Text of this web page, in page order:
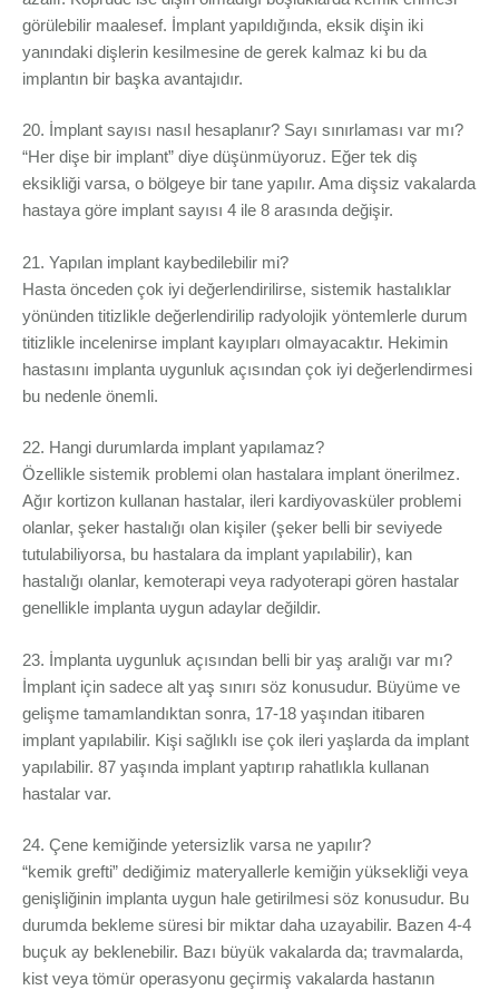
görülebilir maalesef. İmplant yapıldığında, eksik dişin iki
yanındaki dişlerin kesilmesine de gerek kalmaz ki bu da
implantın bir başka avantajıdır.
20. İmplant sayısı nasıl hesaplanır? Sayı sınırlaması var mı?
“Her dişe bir implant” diye düşünmüyoruz. Eğer tek diş
eksikliği varsa, o bölgeye bir tane yapılır. Ama dişsiz vakalarda
hastaya göre implant sayısı 4 ile 8 arasında değişir.
21. Yapılan implant kaybedilebilir mi?
Hasta önceden çok iyi değerlendirilirse, sistemik hastalıklar
yönünden titizlikle değerlendirilip radyolojik yöntemlerle durum
titizlikle incelenirse implant kayıpları olmayacaktır. Hekimin
hastasını implanta uygunluk açısından çok iyi değerlendirmesi
bu nedenle önemli.
22. Hangi durumlarda implant yapılamaz?
Özellikle sistemik problemi olan hastalara implant önerilmez.
Ağır kortizon kullanan hastalar, ileri kardiyovasküler problemi
olanlar, şeker hastalığı olan kişiler (şeker belli bir seviyede
tutulabiliyorsa, bu hastalara da implant yapılabilir), kan
hastalığı olanlar, kemoterapi veya radyoterapi gören hastalar
genellikle implanta uygun adaylar değildir.
23. İmplanta uygunluk açısından belli bir yaş aralığı var mı?
İmplant için sadece alt yaş sınırı söz konusudur. Büyüme ve
gelişme tamamlandıktan sonra, 17-18 yaşından itibaren
implant yapılabilir. Kişi sağlıklı ise çok ileri yaşlarda da implant
yapılabilir. 87 yaşında implant yaptırıp rahatlıkla kullanan
hastalar var.
24. Çene kemiğinde yetersizlik varsa ne yapılır?
“kemik grefti” dediğimiz materyallerle kemiğin yüksekliği veya
genişliğinin implanta uygun hale getirilmesi söz konusudur. Bu
durumda bekleme süresi bir miktar daha uzayabilir. Bazen 4-4
buçuk ay beklenebilir. Bazı büyük vakalarda da; travmalarda,
kist veya tömür operasyonu geçirmiş vakalarda hastanın